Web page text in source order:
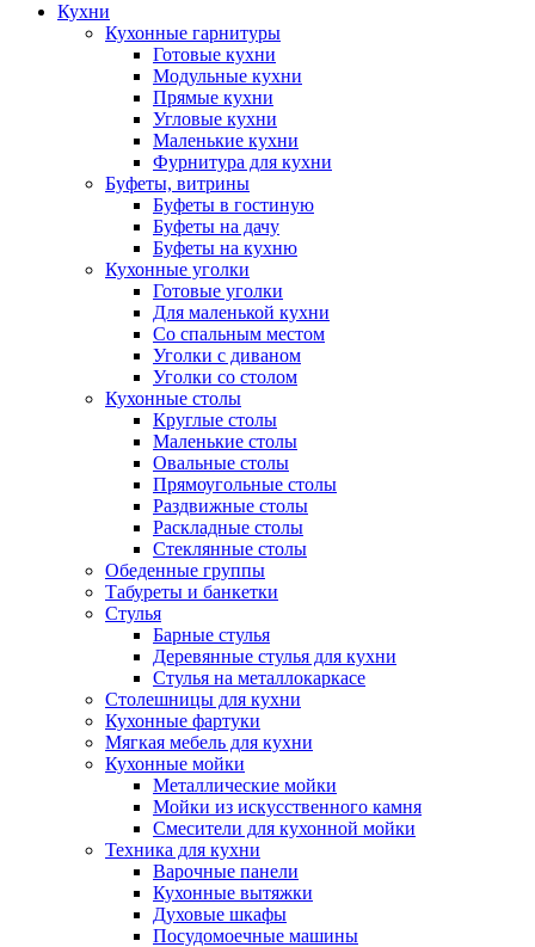
Кухни
Кухонные гарнитуры
Готовые кухни
Модульные кухни
Прямые кухни
Угловые кухни
Маленькие кухни
Фурнитура для кухни
Буфеты, витрины
Буфеты в гостиную
Буфеты на дачу
Буфеты на кухню
Кухонные уголки
Готовые уголки
Для маленькой кухни
Со спальным местом
Уголки с диваном
Уголки со столом
Кухонные столы
Круглые столы
Маленькие столы
Овальные столы
Прямоугольные столы
Раздвижные столы
Раскладные столы
Стеклянные столы
Обеденные группы
Табуреты и банкетки
Стулья
Барные стулья
Деревянные стулья для кухни
Стулья на металлокаркасе
Столешницы для кухни
Кухонные фартуки
Мягкая мебель для кухни
Кухонные мойки
Металлические мойки
Мойки из искусственного камня
Смесители для кухонной мойки
Техника для кухни
Варочные панели
Кухонные вытяжки
Духовые шкафы
Посудомоечные машины